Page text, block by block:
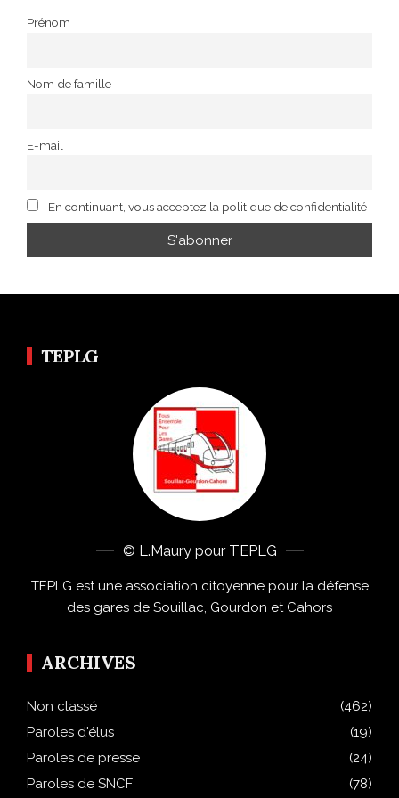
Prénom
Nom de famille
E-mail
En continuant, vous acceptez la politique de confidentialité
TEPLG
© L.Maury pour TEPLG
TEPLG est une association citoyenne pour la défense
des gares de Souillac, Gourdon et Cahors
ARCHIVES
Non classé
(462)
Paroles d'élus
(19)
Paroles de presse
(24)
Paroles de SNCF
(78)